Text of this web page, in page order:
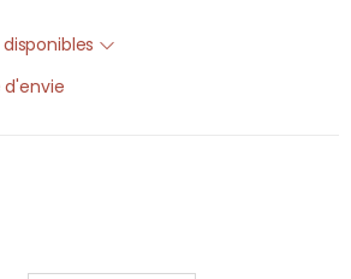
d'envie